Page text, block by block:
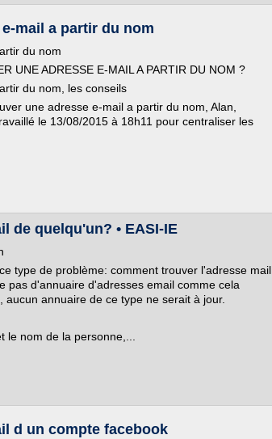
mail a partir du nom
du nom
UNE ADRESSE E-MAIL A PARTIR DU NOM ?
du nom, les conseils
une adresse e-mail a partir du nom, Alan,
le 13/08/2015 à 18h11 pour centraliser les
de quelqu'un? • EASI-IE
type de problème: comment trouver l'adresse mail
pas d'annuaire d'adresses email comme cela
annuaire de ce type ne serait à jour.
nom de la personne,...
d un compte facebook